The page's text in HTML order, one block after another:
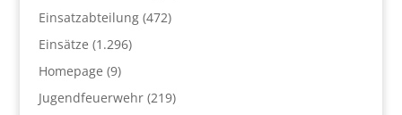
Einsatzabteilung(472)
Einsätze (1.296)
Homepage (9)
Jugendfeuerwehr(219)